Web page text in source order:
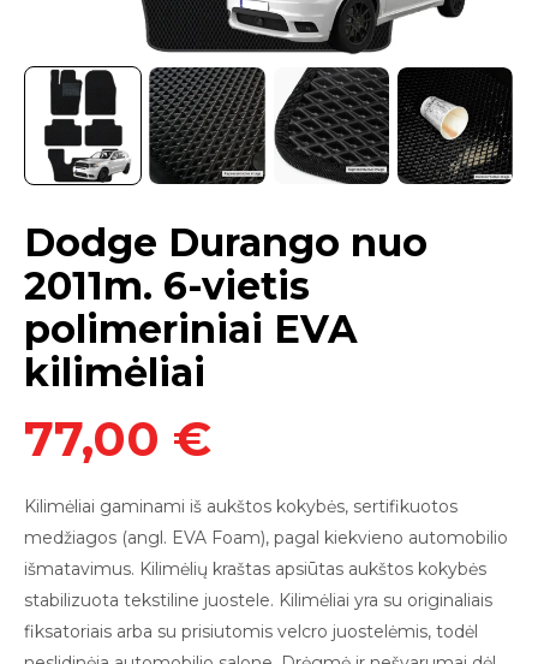
Dodge Durango nuo
2011m. 6-vietis
polimeriniai EVA
kilimėliai
77,00 €
Kilimėliai gaminami iš aukštos kokybės, sertifikuotos
medžiagos (angl. EVA Foam), pagal kiekvieno automobilio
išmatavimus. Kilimėlių kraštas apsiūtas aukštos kokybės
stabilizuota tekstiline juostele. Kilimėliai yra su originaliais
fiksatoriais arba su prisiutomis velcro juostelėmis, todėl